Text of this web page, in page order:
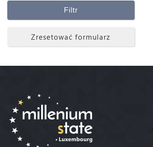
Filtr
Zresetować formularz